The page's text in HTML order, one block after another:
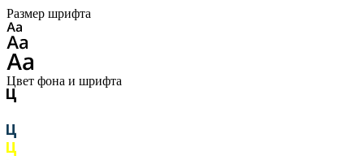
Размер шрифта
Цвет фона и шрифта